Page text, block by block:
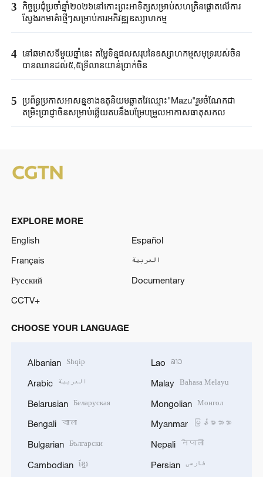
3
កិច្ចប្រជុំប្រចាំឆ្នាំ២០២៦នៅកោះព្រះអាទិត្យសម្រាប់សហគ្រិនផ្តោតលើការ
ស្វែងរកមាគ៌ាថ្មីៗសម្រាប់ការអភិវឌ្ឍឧស្សាហកម្ម
4 នៅឆមាសទីមួយឆ្នាំនេះ តម្លៃទិន្នផលសរុបនៃឧស្សាហកម្មសមុទ្ររបស់ចិន
បានឈានដល់៥,៥ទ្រីលានយាន់ប្រាក់ចិន
5 ប្រព័ន្ធប្រកាសអាសន្នខាងឧតុនិយមឆ្លាតវៃឈ្មោះ"Mazu"រួមចំណែកជា
តម្រិះប្រាជ្ញាចិនសម្រាប់ឆ្លើយតបនឹងបម្រែបម្រួលអាកាសធាតុសកល
EXPLORE MORE
English
Español
Français
العربية
Русский
Documentary
CCTV+
CHOOSE YOUR LANGUAGE
Albanian Shqip
Arabic العربية
Belarusian Беларуская
Bengali বাংলা
Bulgarian Български
Cambodian ខ្មែរ
Lao ລາວ
Malay Bahasa Melayu
Mongolian Монгол
Myanmar မြန်မာဘာသာ
Nepali नेपाली
Persian فارسی